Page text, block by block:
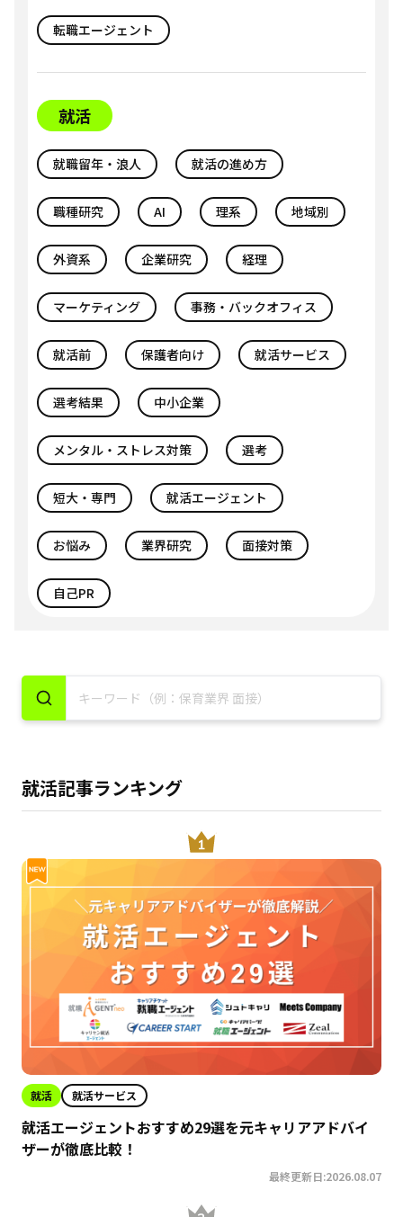
転職エージェント
就活
就職留年・浪人 就活の進め方
職種研究 AI 理系 地域別
外資系 企業研究 経理
マーケティング 事務・バックオフィス
就活前 保護者向け 就活サービス
選考結果 中小企業
メンタル・ストレス対策 選考
短大・専門 就活エージェント
お悩み 業界研究 面接対策
自己PR
就活記事ランキング
就活 就活サービス
就活エージェントおすすめ29選を元キャリアアドバイ
ザーが徹底比較！
最終更新日:2026.08.07